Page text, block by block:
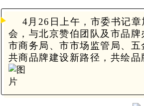
4月26日上午，市委书记
会，与北京赞伯团队及市品
市商务局、市市场监管局、
共商品牌建设新路径，共绘